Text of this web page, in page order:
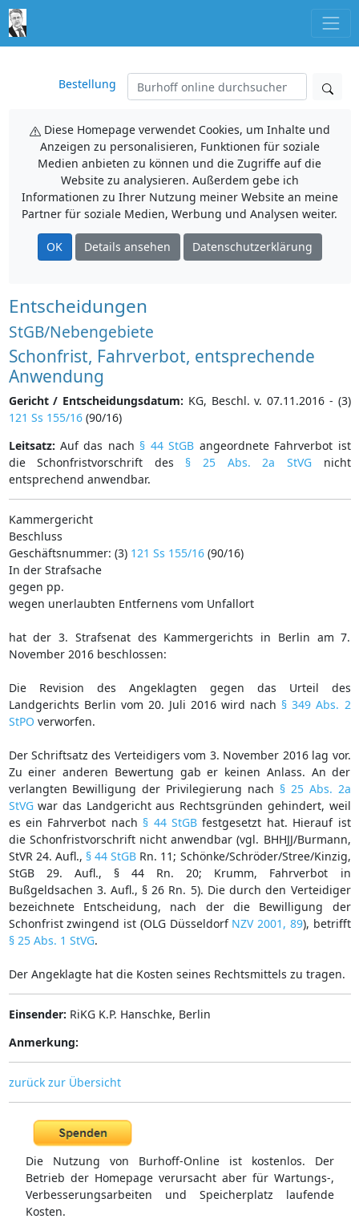
Bestellung
Diese Homepage verwendet Cookies, um Inhalte und
Anzeigen zu personalisieren, Funktionen für soziale
Medien anbieten zu können und die Zugriffe auf die
Website zu analysieren. Außerdem gebe ich
Informationen zu Ihrer Nutzung meiner Website an meine
Partner für soziale Medien, Werbung und Analysen weiter.
OK Details ansehen Datenschutzerklärung
Entscheidungen
StGB/Nebengebiete
Schonfrist, Fahrverbot, entsprechende
Anwendung
Gericht / Entscheidungsdatum: KG, Beschl. v. 07.11.2016 - (3)
121 Ss 155/16(90/16)
Leitsatz: Auf das nach § 44 StGB angeordnete Fahrverbot ist
die Schonfristvorschrift des § 25 Abs. 2a StVGnicht
entsprechend anwendbar.
Kammergericht
Beschluss
Geschäftsnummer: (3) 121 Ss 155/16(90/16)
In der Strafsache
gegen pp.
wegen unerlaubten Entfernens vom Unfallort
hat der 3. Strafsenat des Kammergerichts in Berlin am 7.
November 2016 beschlossen:
Die Revision des Angeklagten gegen das Urteil des
Landgerichts Berlin vom 20. Juli 2016 wird nach § 349 Abs. 2
StPO verworfen.
Der Schriftsatz des Verteidigers vom 3. November 2016 lag vor.
Zu einer anderen Bewertung gab er keinen Anlass. An der
verlangten Bewilligung der Privilegierung nach § 25 Abs. 2a
StVGwar das Landgericht aus Rechtsgründen gehindert, weil
es ein Fahrverbot nach § 44 StGBfestgesetzt hat. Hierauf ist
die Schonfristvorschrift nicht anwendbar (vgl. BHHJJ/Burmann,
StVR 24. Aufl., § 44 StGB Rn. 11; Schönke/Schröder/Stree/Kinzig,
StGB 29. Aufl., § 44 Rn. 20; Krumm, Fahrverbot in
Bußgeldsachen 3. Aufl., § 26 Rn. 5). Die durch den Verteidiger
bezeichnete Entscheidung, nach der die Bewilligung der
Schonfrist zwingend ist (OLG Düsseldorf NZV 2001, 89), betrifft
§ 25 Abs. 1 StVG.
Der Angeklagte hat die Kosten seines Rechtsmittels zu tragen.
Einsender: RiKG K.P. Hanschke, Berlin
Anmerkung:
zurück zur Übersicht
Die Nutzung von Burhoff-Online ist kostenlos. Der
Betrieb der Homepage verursacht aber für Wartungs-,
Verbesserungsarbeiten und Speicherplatz laufende
Kosten.